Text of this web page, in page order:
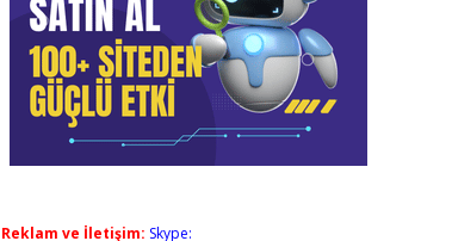
Reklam ve İletişim: Skype: